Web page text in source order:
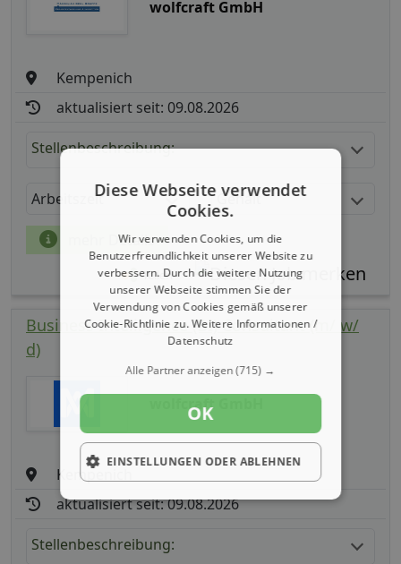
wolfcraft GmbH
Kempenich
aktualisiert seit: 09.08.2026
Stellenbeschreibung:
Arbeitszeit Gehalt
mehr Details
Teilen
Business Intelligence (BI) Consultant (m/ w/
d)
wolfcraft GmbH
Kempenich
aktualisiert seit: 09.08.2026
Stellenbeschreibung:
Diese Webseite verwendet
Cookies.
Wir verwenden Cookies, um die
Benutzerfreundlichkeit unserer Website zu
verbessern. Durch die weitere Nutzung
unserer Webseite stimmen Sie der
Verwendung von Cookies gemäß unserer
Cookie-Richtlinie zu.Weitere Informationen /
Datenschutz
Alle Partner anzeigen(715) →
OK
EINSTELLUNGEN ODER ABLEHNEN